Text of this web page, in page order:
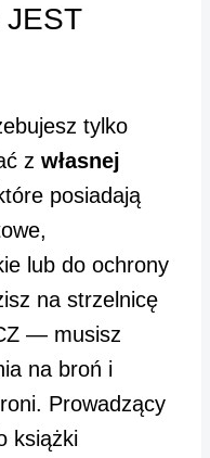
tylko
z własnej
posiadają
lub do ochrony
na strzelnicę
— musisz
na broń i
Prowadzący
książki